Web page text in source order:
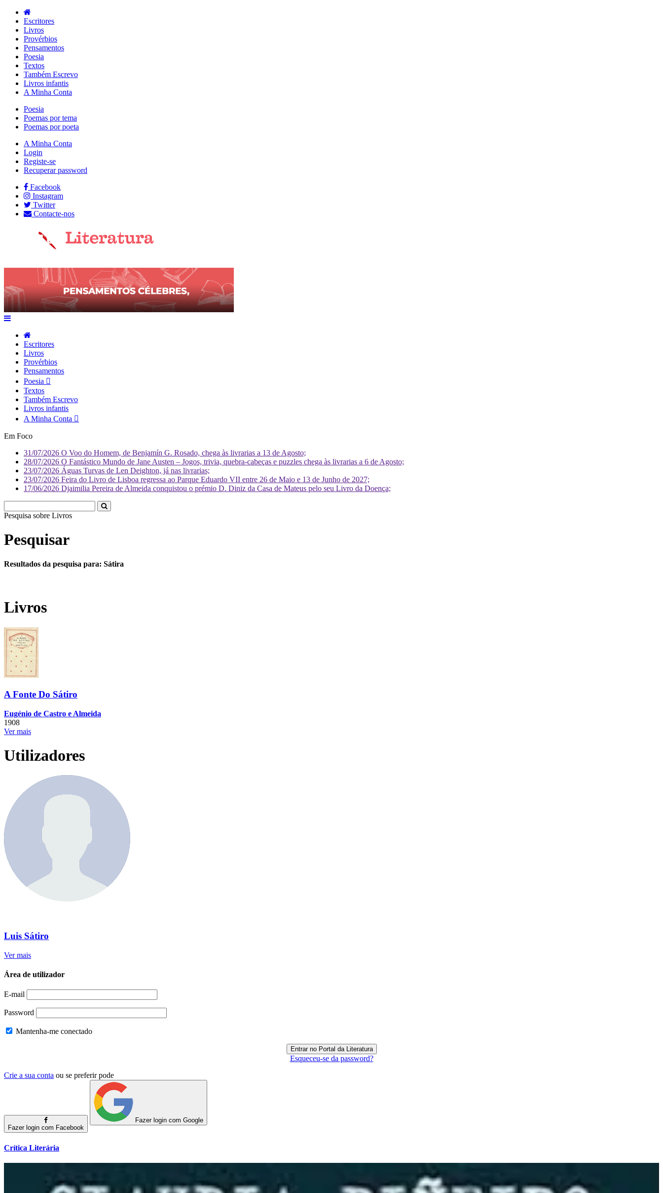
Escritores
Livros
Provérbios
Pensamentos
Poesia
Textos
Também Escrevo
Livros infantis
A Minha Conta
Poesia
Poemas por tema
Poemas por poeta
A Minha Conta
Login
Registe-se
Recuperar password
Facebook
Instagram
Twitter
Contacte-nos
Escritores
Livros
Provérbios
Pensamentos
Poesia
Textos
Também Escrevo
Livros infantis
A Minha Conta
Em Foco
31/07/2026 O Voo do Homem, de Benjamín G. Rosado, chega às livrarias a 13 de Agosto;
28/07/2026 O Fantástico Mundo de Jane Austen – Jogos, trivia, quebra-cabeças e puzzles chega às livrarias a 6 de Agosto;
23/07/2026 Águas Turvas de Len Deighton, já nas livrarias;
23/07/2026 Feira do Livro de Lisboa regressa ao Parque Eduardo VII entre 26 de Maio e 13 de Junho de 2027;
17/06/2026 Djaimilia Pereira de Almeida conquistou o prémio D. Diniz da Casa de Mateus pelo seu Livro da Doença;
Pesquisa sobre
Pesquisar
Resultados da pesquisa para: Sátira
Livros
A Fonte Do Sátiro
Eugénio de Castro e Almeida
1908
Ver mais
Utilizadores
Luis Sátiro
Ver mais
Área de utilizador
E-mail
Password
Mantenha-me conectado
Esqueceu-se da password?
Crie a sua conta ou se preferir pode
Fazer login com Facebook
Fazer login com Google
Crítica Literária